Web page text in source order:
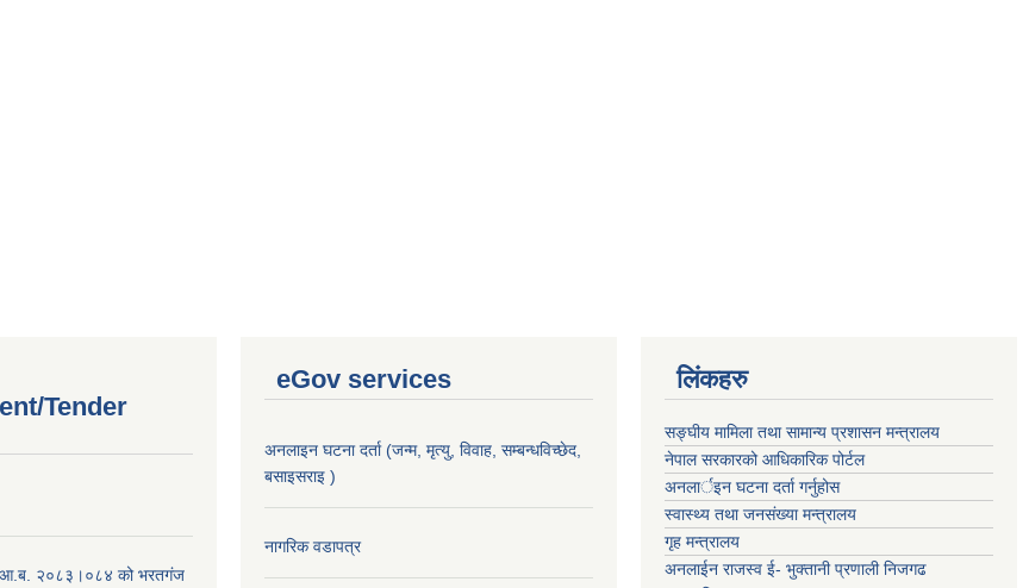
Tender
आ.ब. २०८३।०८४ को भरतगंज
eGov services
अनलाइन घटना दर्ता (जन्म, मृत्यु, विवाह, सम्बन्धविच्छेद,
बसाइसराइ )
नागरिक वडापत्र
लिंकहरु
सङ्‍घीय मामिला तथा सामान्य प्रशासन मन्त्रालय
नेपाल सरकारको आधिकारिक पोर्टल
अनलार्इन घटना दर्ता गर्नुहोस
स्वास्थ्य तथा जनसंख्या मन्त्रालय
गृह मन्त्रालय
अनलाईन राजस्व ई- भुक्तानी प्रणाली निजगढ